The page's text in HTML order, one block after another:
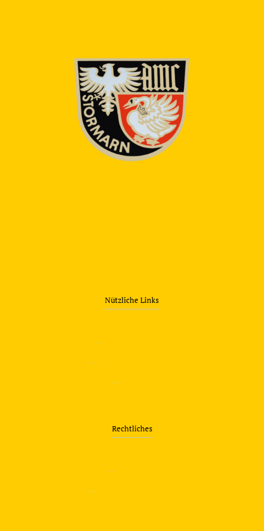
Nützliche Links
—
—
—
Rechtliches
—
—